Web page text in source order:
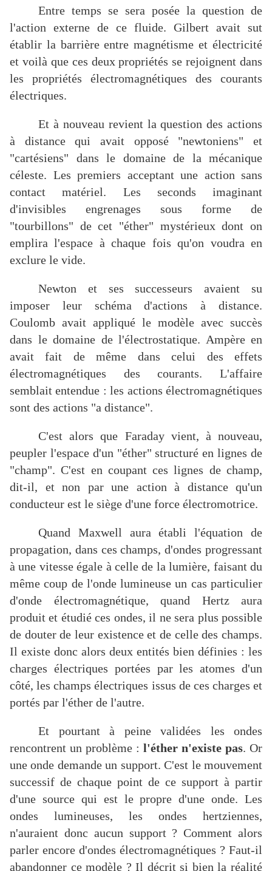
Entre temps se sera posée la question de
l'action externe de ce fluide. Gilbert avait sut
établir la barrière entre magnétisme et électricité
et voilà que ces deux propriétés se rejoignent dans
les propriétés électromagnétiques des courants
électriques.
Et à nouveau revient la question des actions
à distance qui avait opposé "newtoniens" et
"cartésiens" dans le domaine de la mécanique
céleste. Les premiers acceptant une action sans
contact matériel. Les seconds imaginant
d'invisibles engrenages sous forme de
"tourbillons" de cet "éther" mystérieux dont on
emplira l'espace à chaque fois qu'on voudra en
exclure le vide.
Newton et ses successeurs avaient su
imposer leur schéma d'actions à distance.
Coulomb avait appliqué le modèle avec succès
dans le domaine de l'électrostatique. Ampère en
avait fait de même dans celui des effets
électromagnétiques des courants. L'affaire
semblait entendue : les actions électromagnétiques
sont des actions "a distance".
C'est alors que Faraday vient, à nouveau,
peupler l'espace d'un "éther" structuré en lignes de
"champ". C'est en coupant ces lignes de champ,
dit-il, et non par une action à distance qu'un
conducteur est le siège d'une force électromotrice.
Quand Maxwell aura établi l'équation de
propagation, dans ces champs, d'ondes progressant
à une vitesse égale à celle de la lumière, faisant du
même coup de l'onde lumineuse un cas particulier
d'onde électromagnétique, quand Hertz aura
produit et étudié ces ondes, il ne sera plus possible
de douter de leur existence et de celle des champs.
Il existe donc alors deux entités bien définies : les
charges électriques portées par les atomes d'un
côté, les champs électriques issus de ces charges et
portés par l'éther de l'autre.
Et pourtant à peine validées les ondes
rencontrent un problème : l'éther n'existe pas. Or
une onde demande un support. C'est le mouvement
successif de chaque point de ce support à partir
d'une source qui est le propre d'une onde. Les
ondes lumineuses, les ondes hertziennes,
n'auraient donc aucun support ? Comment alors
parler encore d'ondes électromagnétiques ? Faut-il
abandonner ce modèle ? Il décrit si bien la réalité